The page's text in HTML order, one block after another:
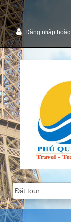
Đăng nhập hoặc